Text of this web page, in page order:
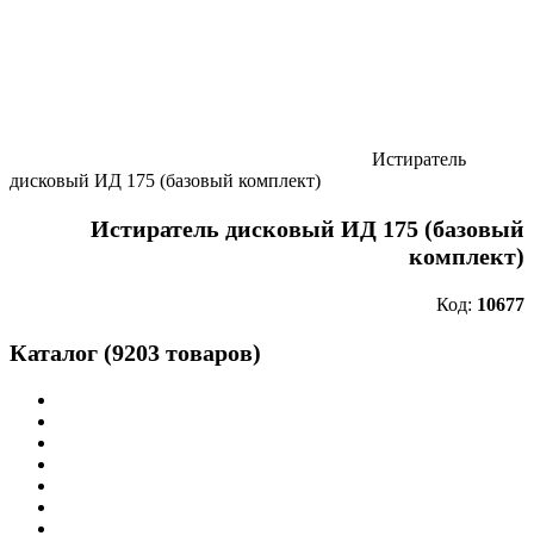
Истиратель
дисковый ИД 175 (базовый комплект)
Истиратель дисковый ИД 175 (базовый
комплект)
Код: 10677
Каталог (9203 товаров)